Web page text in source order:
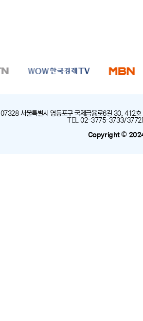
07328 서울특별시 영등포구 국제금융로6길 30, 412호
TEL
:02-3775-3733/3772
Copyright © 2024